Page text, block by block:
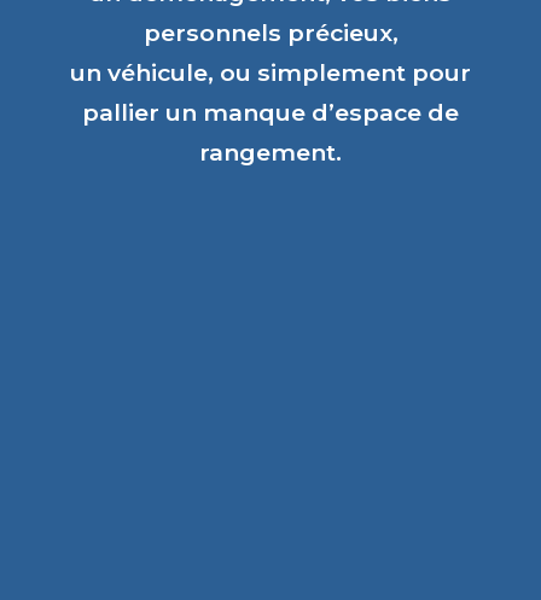
personnels précieux,
un véhicule, ou simplement pour
pallier un manque d’espace de
rangement.